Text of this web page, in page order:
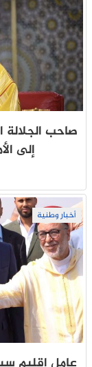
صاحب
إلى
أخبار وطنية